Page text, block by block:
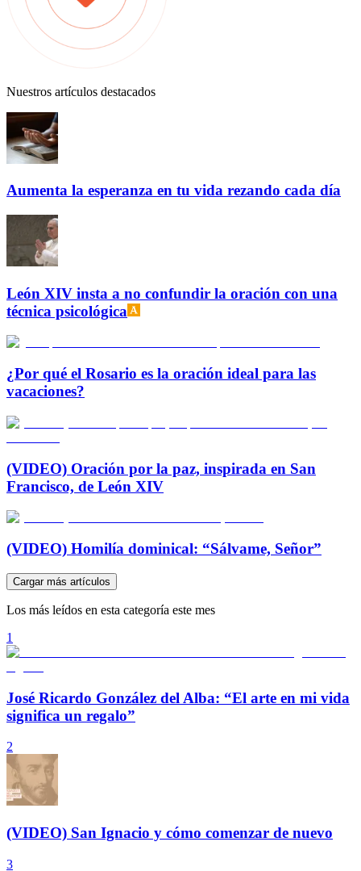
Nuestros artículos destacados
Aumenta la esperanza en tu vida rezando cada día
León XIV insta a no confundir la oración con una
técnica psicológica
¿Por qué el Rosario es la oración ideal para las
vacaciones?
(VIDEO) Oración por la paz, inspirada en San
Francisco, de León XIV
(VIDEO) Homilía dominical: “Sálvame, Señor”
Cargar más artículos
Los más leídos en esta categoría este mes
1
José Ricardo González del Alba: “El arte en mi vida
significa un regalo”
2
(VIDEO) San Ignacio y cómo comenzar de nuevo
3